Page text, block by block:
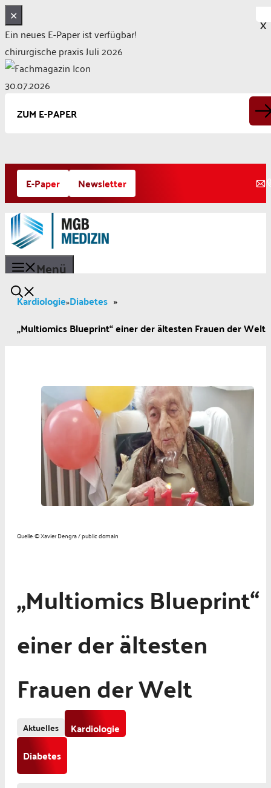
✕
Ein neues E-Paper ist verfügbar!
chirurgische praxis Juli 2026
30.07.2026
ZUM E-PAPER
Zum
Inhalt
springen
E-Paper Newsletter
Menü
Kardiologie»Diabetes »
„Multiomics Blueprint“ einer der ältesten Frauen der Welt
Quelle: © Xavier Dengra / public domain
„Multiomics Blueprint“
einer der ältesten
Frauen der Welt
Aktuelles
Kardiologie
Diabetes
X